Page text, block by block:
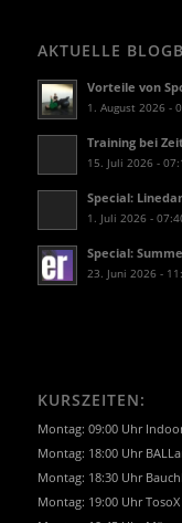
AKTUELLE
Vorteile von
1. August 2026 -
Training bei
15. Juli 2026 -
Special:
1. Juli 2026 -
Special:
23. Juni 2026 -
KURSZEITEN:
Montag: 09:00 Uhr
Montag: 18:00 Uhr
Montag: 18:30 Uhr
Montag: 19:00 Uhr TosoX